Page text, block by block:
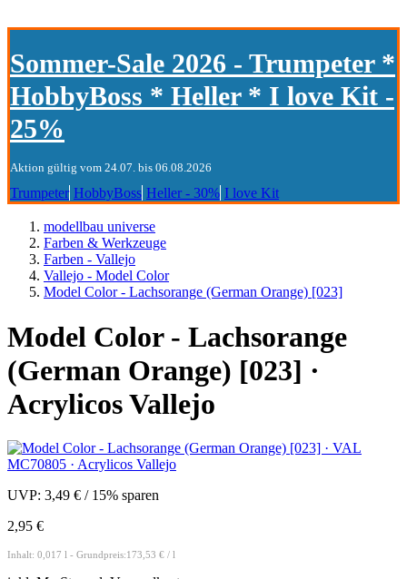
Sommer-Sale 2026 - Trumpeter *
HobbyBoss * Heller * I love Kit -
25%
Aktion gültig vom 24.07. bis 06.08.2026
Trumpeter HobbyBoss Heller - 30% I love Kit
modellbau universe
Farben & Werkzeuge
Farben - Vallejo
Vallejo - Model Color
Model Color - Lachsorange (German Orange) [023]
Model Color - Lachsorange
(German Orange) [023] ·
Acrylicos Vallejo
UVP: 3,49 € / 15% sparen
2,95 €
Inhalt: 0,017 l - Grundpreis:173,53 € / l